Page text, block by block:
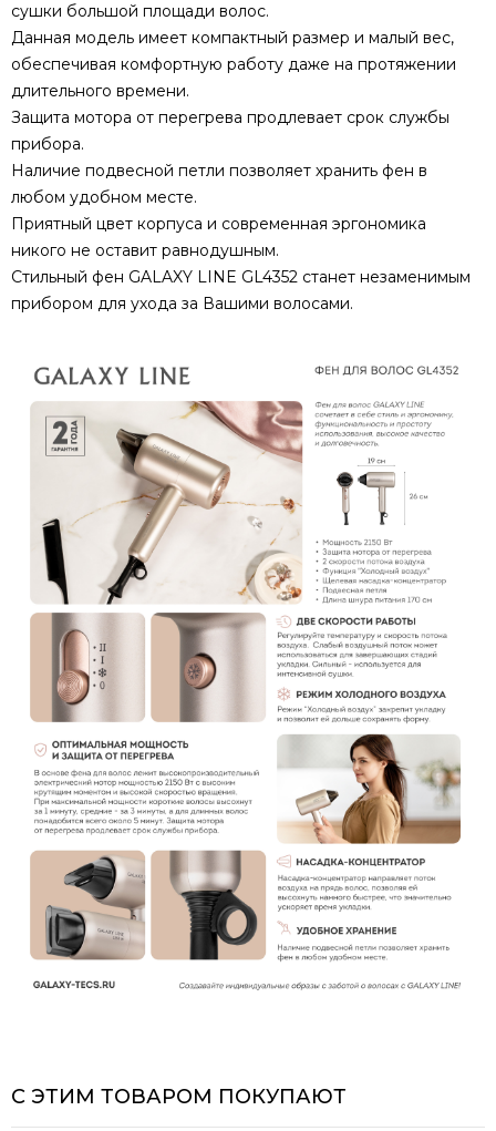
сушки большой площади волос.
Данная модель имеет компактный размер и малый вес,
обеспечивая комфортную работу даже на протяжении
длительного времени.
Защита мотора от перегрева продлевает срок службы
прибора.
Наличие подвесной петли позволяет хранить фен в
любом удобном месте.
Приятный цвет корпуса и современная эргономика
никого не оставит равнодушным.
Стильный фен GALAXY LINE GL4352 станет незаменимым
прибором для ухода за Вашими волосами.
С ЭТИМ ТОВАРОМ ПОКУПАЮТ